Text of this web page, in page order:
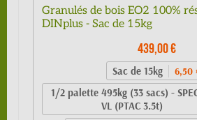
Granulés de bois EO2 100%
DINplus - Sac de 15kg
439,00 €
Sac de 15kg 6,50
1/2 palette 495kg (33 sacs) -
VL (PTAC 3.5t)